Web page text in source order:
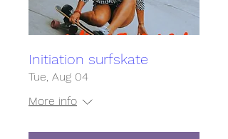
Initiation surfskate
Tue, Aug 04
More info